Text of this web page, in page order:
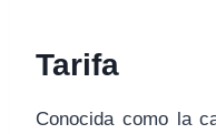
Tarifa
Conocida como la